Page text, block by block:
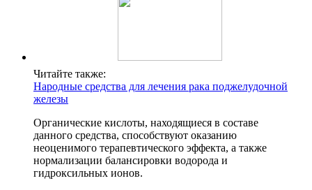
Читайте также:
Народные средства для лечения рака поджелудочной
железы
Органические кислоты, находящиеся в составе
данного средства, способствуют оказанию
неоценимого терапевтического эффекта, а также
нормализации балансировки водорода и
гидроксильных ионов.